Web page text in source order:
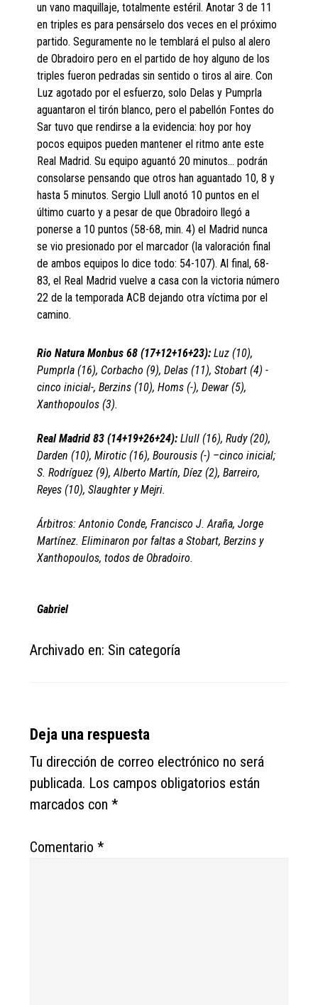
un vano maquillaje, totalmente estéril. Anotar 3 de 11
en triples es para pensárselo dos veces en el próximo
partido. Seguramente no le temblará el pulso al alero
de Obradoiro pero en el partido de hoy alguno de los
triples fueron pedradas sin sentido o tiros al aire. Con
Luz agotado por el esfuerzo, solo Delas y Pumprla
aguantaron el tirón blanco, pero el pabellón Fontes do
Sar tuvo que rendirse a la evidencia: hoy por hoy
pocos equipos pueden mantener el ritmo ante este
Real Madrid. Su equipo aguantó 20 minutos… podrán
consolarse pensando que otros han aguantado 10, 8 y
hasta 5 minutos. Sergio Llull anotó 10 puntos en el
último cuarto y a pesar de que Obradoiro llegó a
ponerse a 10 puntos (58-68, min. 4) el Madrid nunca
se vio presionado por el marcador (la valoración final
de ambos equipos lo dice todo: 54-107). Al final, 68-
83, el Real Madrid vuelve a casa con la victoria número
22 de la temporada ACB dejando otra víctima por el
camino.
Rio Natura Monbus 68 (17+12+16+23): Luz (10),
Pumprla (16), Corbacho (9), Delas (11), Stobart (4) -
cinco inicial-, Berzins (10), Homs (-), Dewar (5),
Xanthopoulos (3).
Real Madrid 83 (14+19+26+24): Llull (16), Rudy (20),
Darden (10), Mirotic (16), Bourousis (-) –cinco inicial;
S. Rodríguez (9), Alberto Martín, Díez (2), Barreiro,
Reyes (10), Slaughter y Mejri.
Árbitros: Antonio Conde, Francisco J. Araña, Jorge
Martínez. Eliminaron por faltas a Stobart, Berzins y
Xanthopoulos, todos de Obradoiro.
Gabriel
Archivado en: Sin categoría
Reader
Interactions
Deja una respuesta
Tu dirección de correo electrónico no será
publicada. Los campos obligatorios están
marcados con*
Comentario*